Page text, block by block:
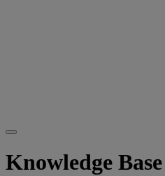
Knowledge Base